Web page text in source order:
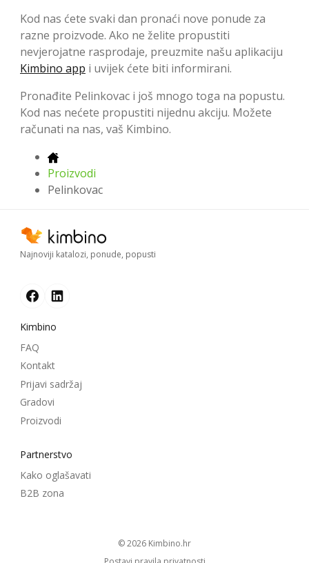
Kod nas ćete svaki dan pronaći nove ponude za
razne proizvode. Ako ne želite propustiti
nevjerojatne rasprodaje, preuzmite našu aplikaciju
Kimbino app i uvijek ćete biti informirani.
Pronađite Pelinkovac i još mnogo toga na popustu.
Kod nas nećete propustiti nijednu akciju. Možete
računati na nas, vaš Kimbino.
Proizvodi
Pelinkovac
Najnoviji katalozi, ponude, popusti
Kimbino
FAQ
Kontakt
Prijavi sadržaj
Gradovi
Proizvodi
Partnerstvo
Kako oglašavati
B2B zona
© 2026
kimbino.hr